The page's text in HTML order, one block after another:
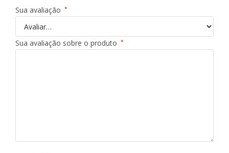
Sua avaliação *
Sua avaliação sobre o produto *